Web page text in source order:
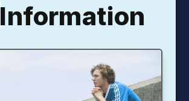
Information